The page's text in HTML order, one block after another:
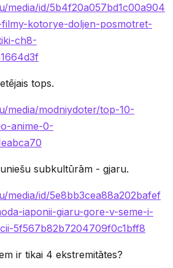
media/id/5b4f20a057bd1c00a904
kotorye-doljen-posmotret-
ch8-
tops.
media/modniydoter/top-10-
anime-0-
subkultūrām - gjaru.
media/id/5e8bb3cea88a202bafef
iaponii-giaru-gore-v-seme-i-
5f567b82b7204709f0c1bff8
ir tikai 4 ekstremitātes?